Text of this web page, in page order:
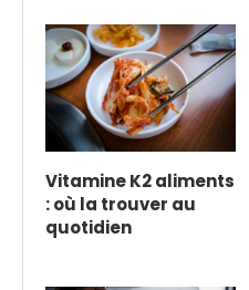
Vitamine K2 aliments
: où la trouver au
quotidien